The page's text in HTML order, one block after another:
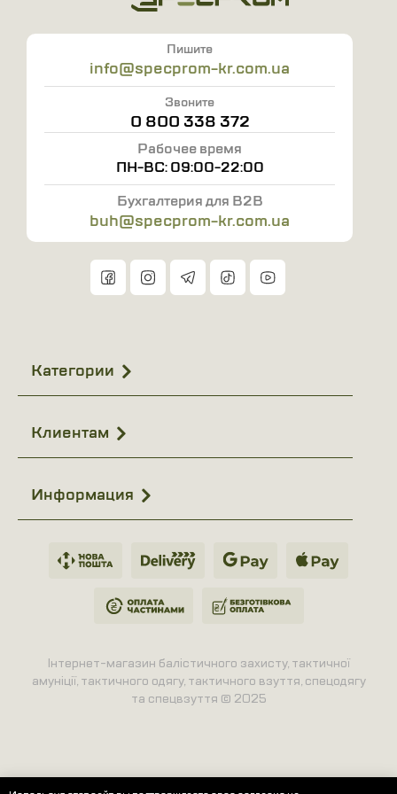
Пишите
info@specprom-kr.com.ua
Звоните
0 800 338 372
Рабочее время
ПН-ВС: 09:00-22:00
Бухгалтерия для B2B
buh@specprom-kr.com.ua
Категории
Клиентам
Информация
Інтернет-магазин балістичного захисту, тактичної
амуніції, тактичного одягу, тактичного взуття, спецодягу
та спецвзуття © 2025